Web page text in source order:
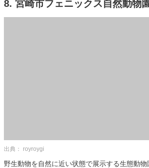
8. 宮崎市フェニックス自然動物
出典： royroygi
野生動物を自然に近い状態で展示する生態動